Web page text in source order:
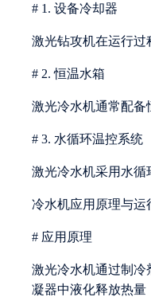
# 1. 设备冷却器
激光钻攻机在运行过
# 2. 恒温水箱
激光冷水机通常配备
# 3. 水循环温控系统
激光冷水机采用水循
冷水机应用原理与运
# 应用原理
激光冷水机通过制冷
凝器中液化释放热量